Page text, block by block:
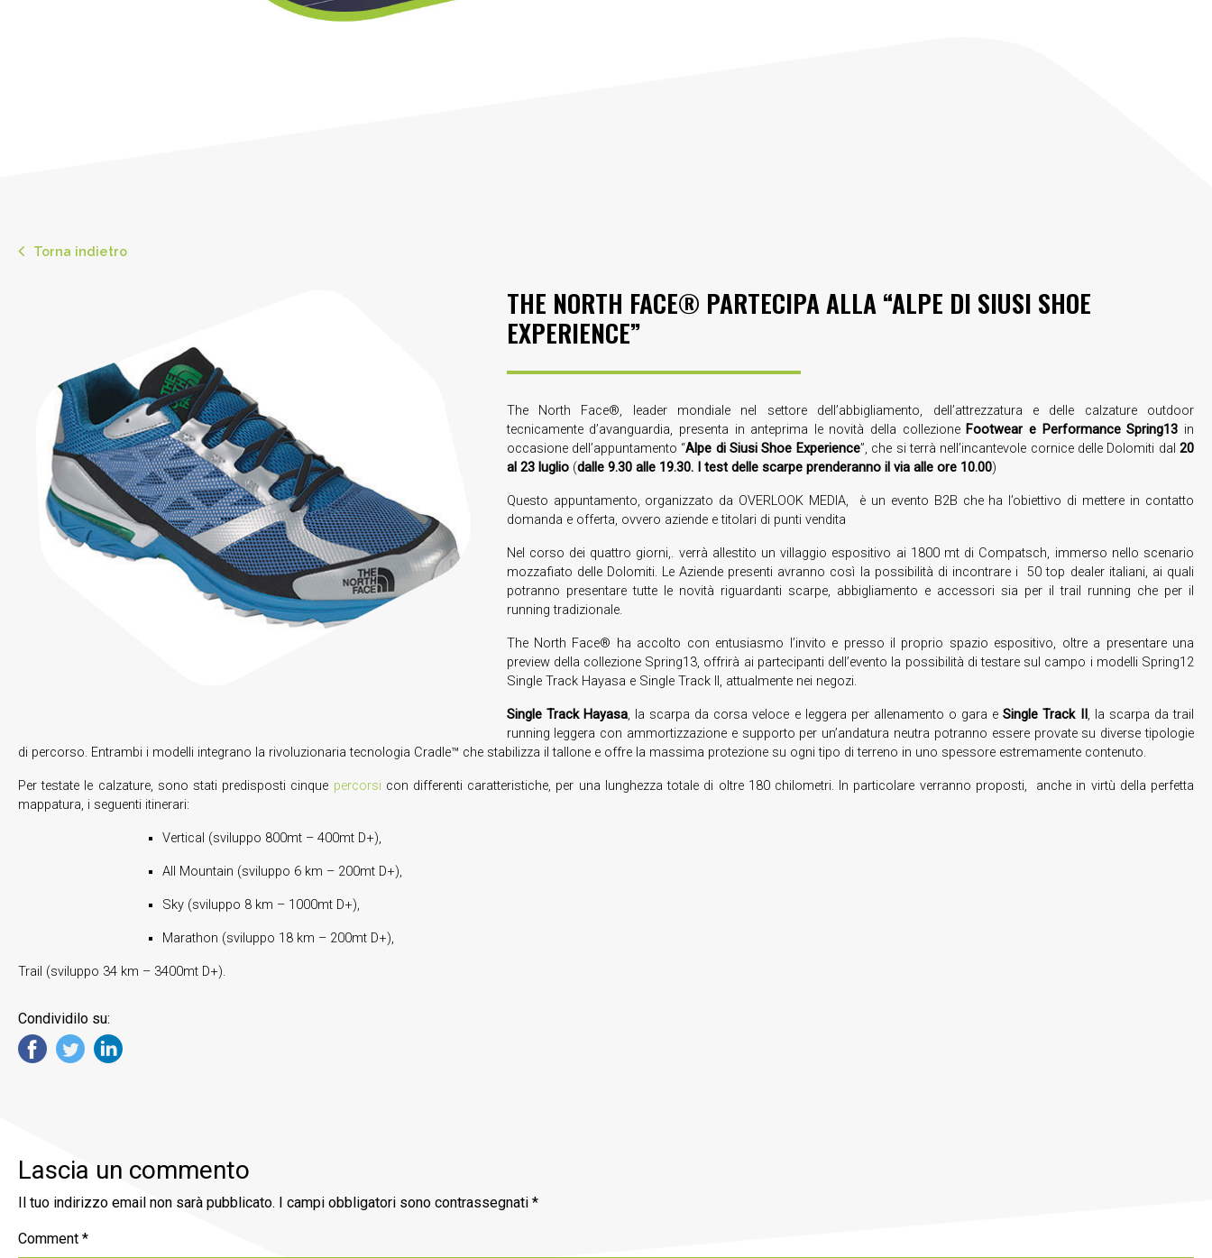
Torna indietro
THE NORTH FACE® PARTECIPA ALLA “ALPE DI SIUSI SHOE
EXPERIENCE”
The North Face®, leader mondiale nel settore dell’abbigliamento, dell’attrezzatura e delle calzature outdoor
tecnicamente d’avanguardia, presenta in anteprima le novità della collezione Footwear e Performance Spring13 in
occasione dell’appuntamento “Alpe di Siusi Shoe Experience”, che si terrà nell’incantevole cornice delle Dolomiti dal20
al 23 luglio(dalle 9.30 alle 19.30. I test delle scarpe prenderanno il via alle ore 10.00)
Questo appuntamento, organizzato da OVERLOOK MEDIA, è un evento B2B che ha l’obiettivo di mettere in contatto
domanda e offerta, ovvero aziende e titolari di punti vendita
Nel corso dei quattro giorni,. verrà allestito un villaggio espositivo ai 1800 mt di Compatsch, immerso nello scenario
mozzafiato delle Dolomiti. Le Aziende presenti avranno così la possibilità di incontrare i 50 top dealer italiani, ai quali
potranno presentare tutte le novità riguardanti scarpe, abbigliamento e accessori sia per il trail running che per il
running tradizionale.
The North Face® ha accolto con entusiasmo l’invito e presso il proprio spazio espositivo, oltre a presentare una
preview della collezione Spring13, offrirà ai partecipanti dell’evento la possibilità di testare sul campo i modelli Spring12
Single Track Hayasa e Single Track II, attualmente nei negozi.
Single Track Hayasa, la scarpa da corsa veloce e leggera per allenamento o gara eSingle Track II , la scarpa da trail
running leggera con ammortizzazione e supporto per un’andatura neutra potranno essere provate su diverse tipologie
di percorso. Entrambi i modelli integrano la rivoluzionaria tecnologia Cradle™ che stabilizza il tallone e offre la massima protezione su ogni tipo di terreno in uno spessore estremamente contenuto.
Per testate le calzature, sono stati predisposti cinque percorsi con differenti caratteristiche, per una lunghezza totale di oltre 180 chilometri. In particolare verranno proposti, anche in virtù della perfetta
mappatura, i seguenti itinerari:
Vertical (sviluppo 800mt – 400mt D+),
All Mountain (sviluppo 6 km – 200mt D+),
Sky (sviluppo 8 km – 1000mt D+),
Marathon (sviluppo 18 km – 200mt D+),
Trail (sviluppo 34 km – 3400mt D+).
Condividilo su:
Lascia un commento
Il tuo indirizzo email non sarà pubblicato. I campi obbligatori sono contrassegnati *
Comment *